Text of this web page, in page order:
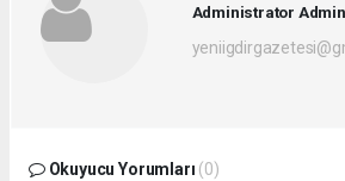
Administrator
Okuyucu Yorumları (0)